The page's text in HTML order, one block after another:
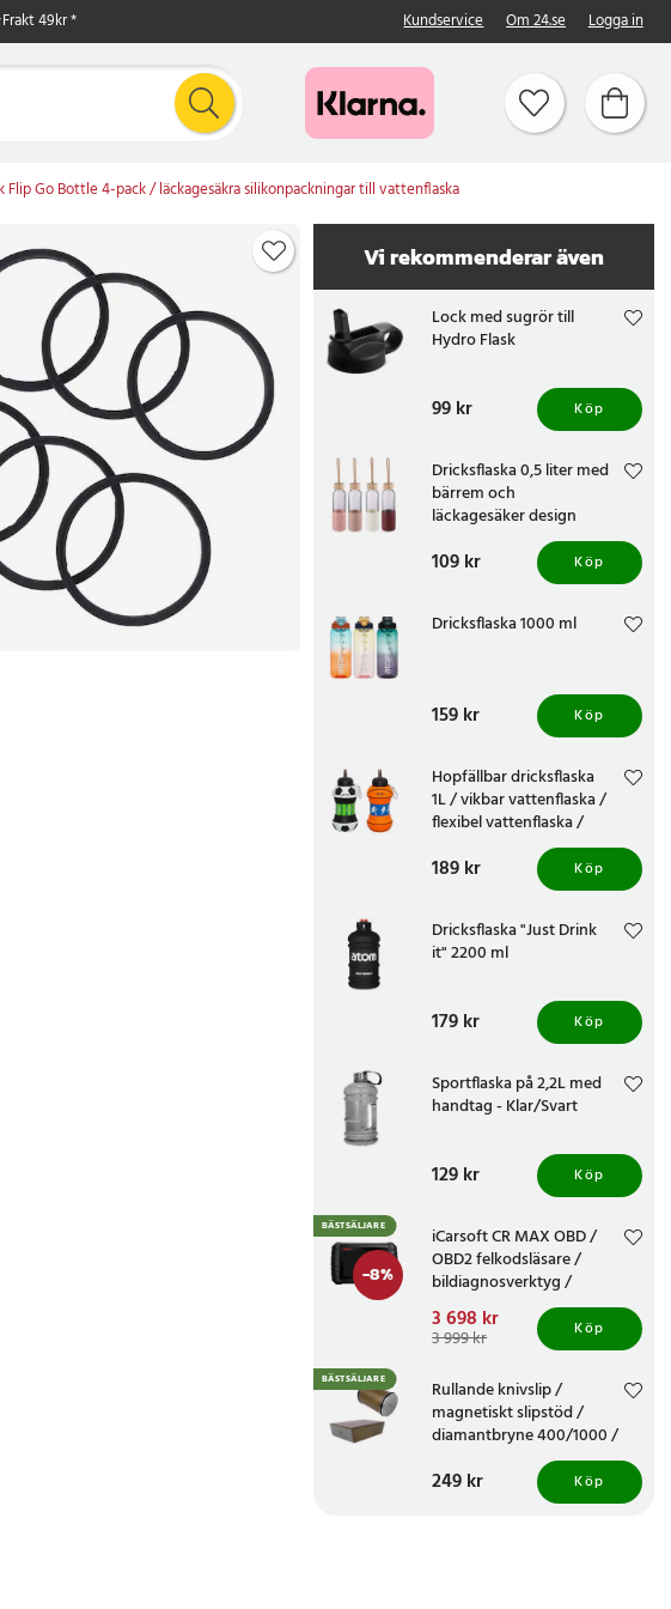
Frakt 49kr * Kundservice Om 24.se Logga in
Go Bottle 4-pack / läckagesäkra silikonpackningar till vattenflaska
Vi rekommenderar även
Lock med sugrör till
Hydro Flask
Pris:99 kr
99 kr Köp
Dricksflaska 0,5 liter med
bärrem och
läckagesäker design
Pris :109 kr
109 kr Köp
Dricksflaska 1000 ml
Pris :159 kr
159 kr Köp
Hopfällbar dricksflaska
1L / vikbar vattenflaska /
flexibel vattenflaska /
sportflaska silikon
Pris :189 kr
189 kr Köp
Dricksflaska "Just Drink
it" 2200 ml
Pris :179 kr
179 kr Köp
Sportflaska på 2,2L med
handtag - Klar/Svart
Pris :129 kr
129 kr Köp
-8%
BÄSTSÄLJARE
iCarsoft CR MAX OBD /
OBD2 felkodsläsare /
bildiagnosverktyg /
diagnosverktyg för bil
Nuvarande pris:
3 698 kr Tidigare pris:3 999 kr
3 698 kr
3 999 kr Köp
BÄSTSÄLJARE
Rullande knivslip /
magnetiskt slipstöd /
diamantbryne 400/1000 /
knivvässare med fasta
vinklar
Pris:249 kr
249 kr Köp